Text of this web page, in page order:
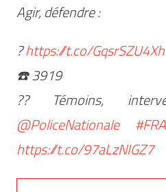
Agir, défendre :
?https://t.co/GqsrSZU4Xh
☎️ 3919
?? Témoins,
@PoliceNationale
https://t.co/97aLzNIGZ7